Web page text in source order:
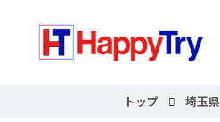
トップ 埼玉県